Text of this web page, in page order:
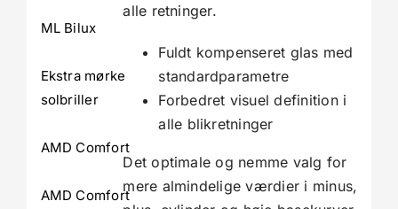
ML Bilux
Ekstra mørke
solbriller
AMD Comfort
AMD Comfort
alle retninger.
Fuldt kompenseret glas med
standardparametre
Forbedret visuel definition i
alle blikretninger
Det optimale og nemme valg for
mere almindelige værdier i minus,